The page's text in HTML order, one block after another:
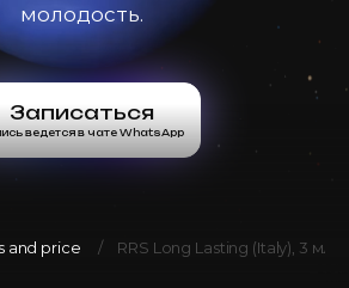
молодость.
Записаться
ведется в чате WhatsApp
and price RRS Long Lasting (Italy), 3 мл